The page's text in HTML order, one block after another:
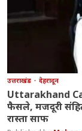
उत्तराखंड देहरादून
Uttarakhand
फैसले, मजदूरी
रास्ता साफ